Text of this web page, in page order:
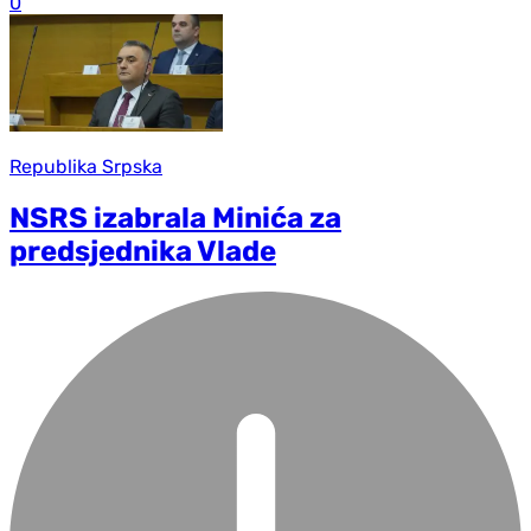
Republika Srpska
NSRS izabrala Minića za
predsjednika Vlade